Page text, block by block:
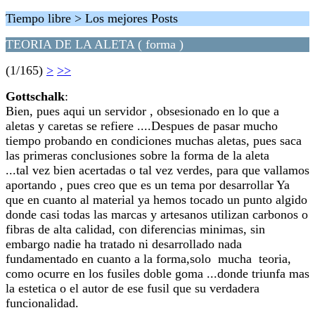
Tiempo libre > Los mejores Posts
TEORIA DE LA ALETA ( forma )
(1/165) > >>
Gottschalk:
Bien, pues aqui un servidor , obsesionado en lo que a
aletas y caretas se refiere ....Despues de pasar mucho
tiempo probando en condiciones muchas aletas, pues saca
las primeras conclusiones sobre la forma de la aleta
...tal vez bien acertadas o tal vez verdes, para que vallamos
aportando , pues creo que es un tema por desarrollar Ya
que en cuanto al material ya hemos tocado un punto algido
donde casi todas las marcas y artesanos utilizan carbonos o
fibras de alta calidad, con diferencias minimas, sin
embargo nadie ha tratado ni desarrollado nada
fundamentado en cuanto a la forma,solo mucha teoria,
como ocurre en los fusiles doble goma ...donde triunfa mas
la estetica o el autor de ese fusil que su verdadera
funcionalidad.